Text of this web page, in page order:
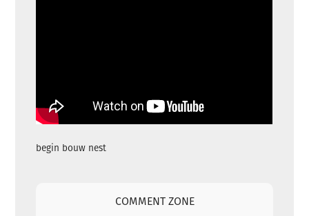
begin bouw nest
COMMENT ZONE